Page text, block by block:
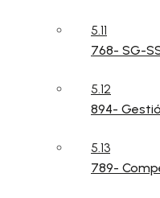
5.11
768- SG-
5.12
894-
5.13
789-